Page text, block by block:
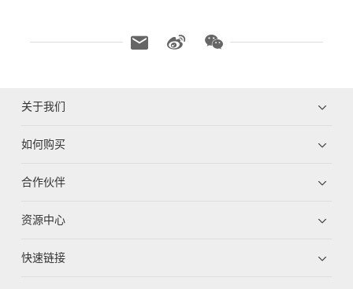
关于我们
如何购买
合作伙伴
资源中心
快速链接